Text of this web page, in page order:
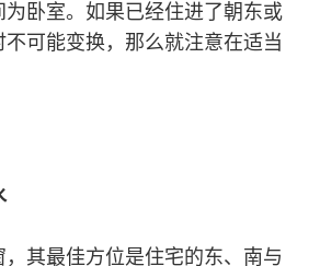
卧室。如果已经住进了朝东或
可能变换，那么就注意在适当
其最佳方位是住宅的东、南与